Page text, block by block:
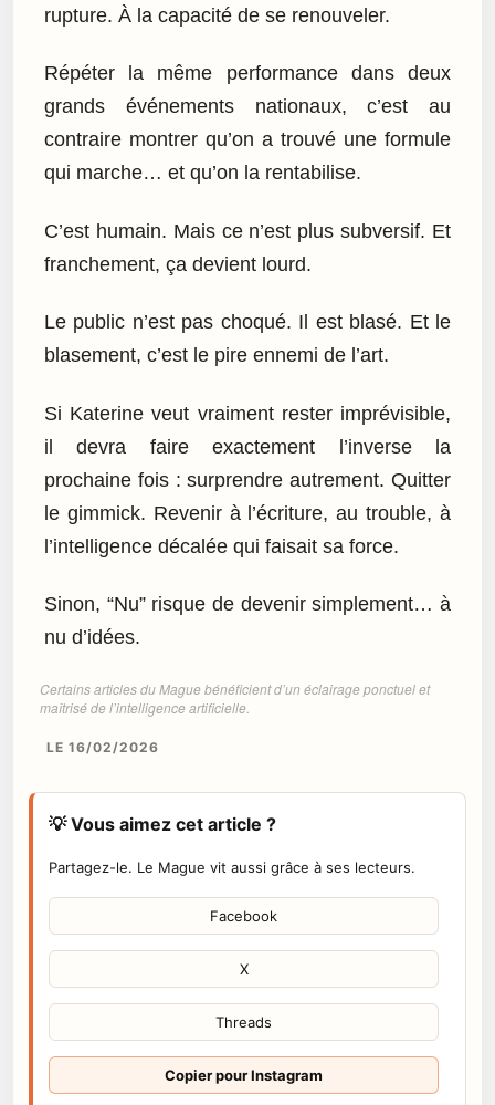
rupture. À la capacité de se renouveler.
Répéter la même performance dans deux
grands événements nationaux, c’est au
contraire montrer qu’on a trouvé une formule
qui marche… et qu’on la rentabilise.
C’est humain. Mais ce n’est plus subversif. Et
franchement, ça devient lourd.
Le public n’est pas choqué. Il est blasé. Et le
blasement, c’est le pire ennemi de l’art.
Si Katerine veut vraiment rester imprévisible,
il devra faire exactement l’inverse la
prochaine fois : surprendre autrement. Quitter
le gimmick. Revenir à l’écriture, au trouble, à
l’intelligence décalée qui faisait sa force.
Sinon, “Nu” risque de devenir simplement… à
nu d’idées.
Certains articles du Mague bénéficient d’un éclairage ponctuel et
maîtrisé de l’intelligence artificielle.
LE 16/02/2026
💡 Vous aimez cet article ?
Partagez-le. Le Mague vit aussi grâce à ses lecteurs.
Facebook
X
Threads
Copier pour Instagram